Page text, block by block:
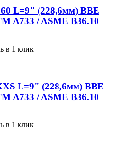
L=9" (228,6мм) BBE
A733 / ASME B36.10
в 1 клик
L=9" (228,6мм) BBE
A733 / ASME B36.10
в 1 клик